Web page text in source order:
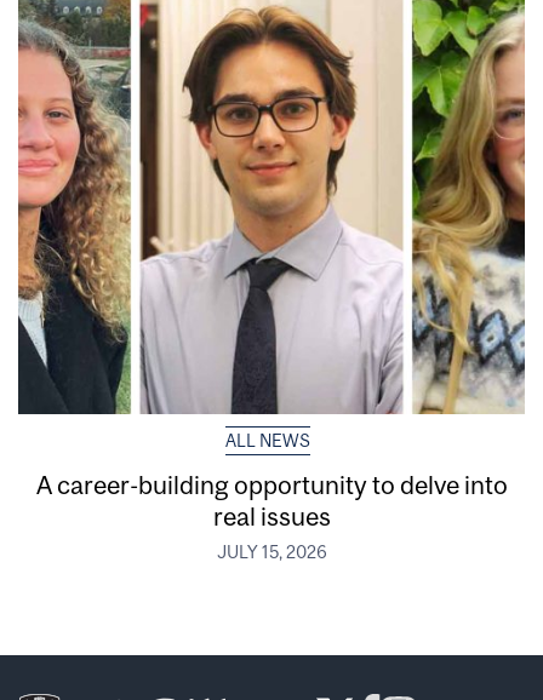
ALL NEWS
A career-building opportunity to delve into
real issues
JULY 15, 2026